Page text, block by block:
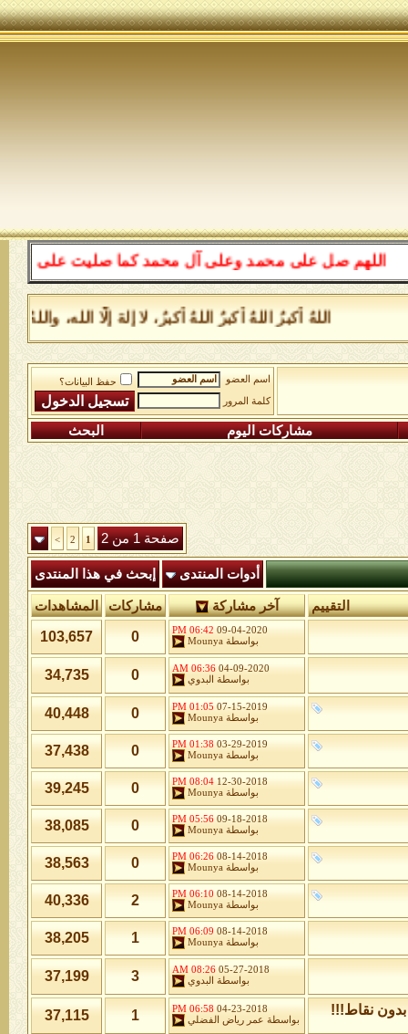
اللهم صل على محمد وعلى آل محمد كما صليت على إبراهيم
اللهُ أكبرُ اللهُ أكبرُ اللهُ أكبرُ، لا إلهَ إلَّا الله،
اسم العضو
حفظ البيانات؟
كلمة المرور
مشاركات اليوم البحث
صفحة 1 من 2 1
2
>
أدوات المنتدى إبحث في هذا المنتدى
التقييم آخر مشاركة مشاركات المشاهدات
09-04-2020
06:42 PM
بواسطة Mounya
0
103,657
04-09-2020
06:36 AM
بواسطة
البدوي 0
34,735
07-15-2019
01:05 PM
بواسطة Mounya
0
40,448
03-29-2019
01:38 PM
بواسطة Mounya
0
37,438
12-30-2018
08:04 PM
بواسطة Mounya
0
39,245
09-18-2018
05:56 PM
بواسطة Mounya
0
38,085
08-14-2018
06:26 PM
بواسطة Mounya
0
38,563
08-14-2018
06:10 PM
بواسطة Mounya
2
40,336
08-14-2018
06:09 PM
بواسطة Mounya
1
38,205
05-27-2018
08:26 AM
بواسطة
البدوي 3
37,199
نقاط!!! 04-23-2018
06:58 PM
بواسطة عمر رياض الفضلي 1
37,115